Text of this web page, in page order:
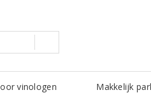
vinologen
Makkelijk